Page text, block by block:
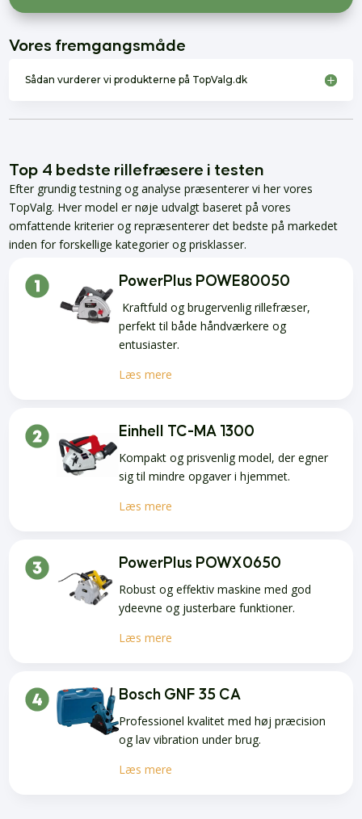
Vores fremgangsmåde
Sådan vurderer vi produkterne på TopValg.dk
Top 4 bedste rillefræsere i testen
Efter grundig testning og analyse præsenterer vi her vores
TopValg. Hver model er nøje udvalgt baseret på vores
omfattende kriterier og repræsenterer det bedste på markedet
inden for forskellige kategorier og prisklasser.
PowerPlus POWE80050
Kraftfuld og brugervenlig rillefræser,
perfekt til både håndværkere og
entusiaster.
Læs mere
Einhell TC-MA 1300
Kompakt og prisvenlig model, der egner
sig til mindre opgaver i hjemmet.
Læs mere
PowerPlus POWX0650
Robust og effektiv maskine med god
ydeevne og justerbare funktioner.
Læs mere
Bosch GNF 35 CA
Professionel kvalitet med høj præcision
og lav vibration under brug.
Læs mere